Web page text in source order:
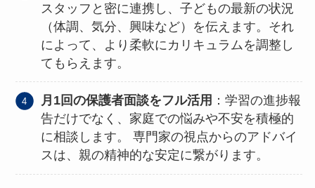
スタッフと密に連携し、子どもの最新の状況
（体調、気分、興味など）を伝えます。それ
によって、より柔軟にカリキュラムを調整し
てもらえます。
月1回の保護者面談をフル活用 ：学習の進捗報
告だけでなく、家庭での悩みや不安を積極的
に相談します。 専門家の視点からのアドバイ
スは、親の精神的な安定に繋がります。